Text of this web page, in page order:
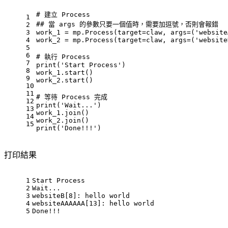
1
2
3
4
5
6
7
8
9
10
11
12
13
14
15
# 建立 Process
## 當 args 的參數只要一個值時，需要加逗號，否則會報錯
work_1 = mp.Process(target=claw, args=(
work_2 = mp.Process(target=claw, args=(
# 執行 Process
print ( 'Start Process' )
work_1.start()
work_2.start()
# 等待 Process 完成
print ( 'Wait...' )
work_1.join()
work_2.join()
print ( 'Done!!!' )
打印結果
1
2
3
4
5
Start Process
Wait...
websiteB[8]: hello world
websiteAAAAAA[13]: hello world
Done!!!